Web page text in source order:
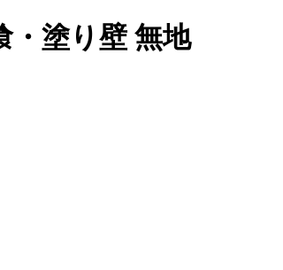
・塗り壁 無地